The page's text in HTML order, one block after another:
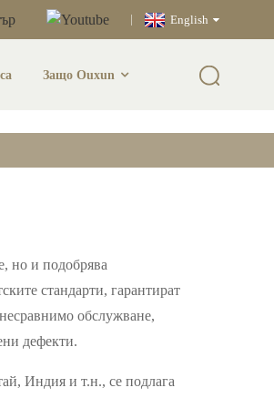
English
Защо Ouxun
но и подобрява
стандарти, гарантират
обслужване,
дефекти.
Индия и т.н., се подлага